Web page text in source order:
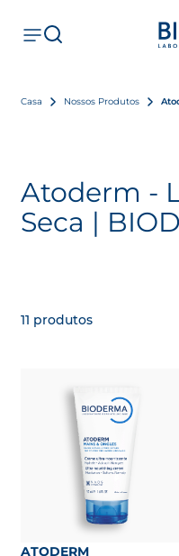
Casa Nossos Produtos
Atoderm -
Seca |
11 produtos
ATODERM